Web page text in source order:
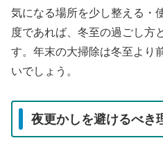
気になる場所を少し整える・
度であれば、冬至の過ごし方
す。年末の大掃除は冬至より
いでしょう。
夜更かしを避けるべき